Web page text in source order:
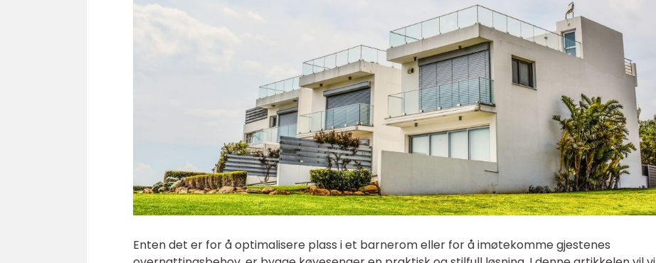
Enten det er for å optimalisere plass i et barnerom eller for å imøtekomme gjestenes